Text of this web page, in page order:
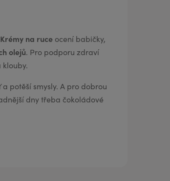
Krémy na ruce ocení babičky,
olejů. Pro podporu zdraví
klouby.
potěší smysly. A pro dobrou
dny třeba čokoládové